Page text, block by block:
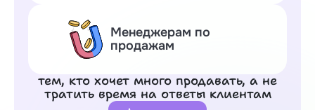
Менеджерам по
продажам
тем, кто хочет много продавать, а не
тратить время на ответы клиентам